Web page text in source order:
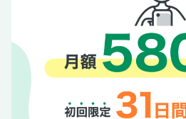
妙蓮寺（上京区）／猫恋寺（中京
立本寺（上京区）／本能寺（中京
壬生寺（中京区）
永福寺（中京区）
行願寺（中京区）／頂法寺（中京
誠心院（中京区）／宝蔵寺（中京